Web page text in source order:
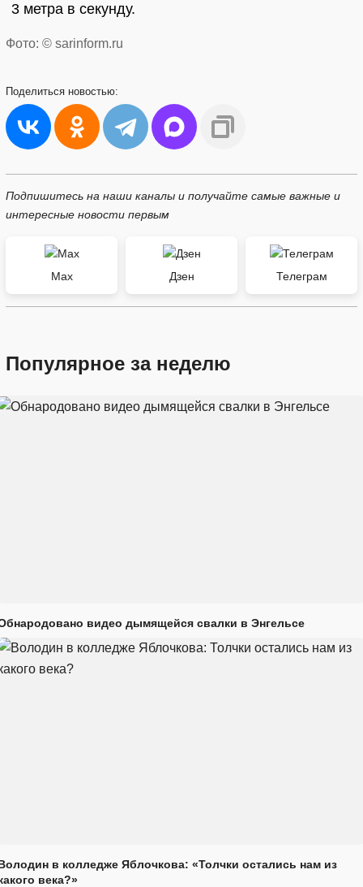
3 метра в секунду.
Фото: © sarinform.ru
Поделиться новостью:
Подпишитесь на наши каналы и получайте самые важные и
интересные новости первым
Max Дзен Телеграм
Популярное за неделю
видео дымящейся свалки в Энгельсе
в колледже Яблочкова: «Толчки остались нам из
века?»